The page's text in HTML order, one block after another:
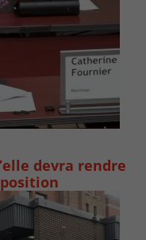
devra rendre